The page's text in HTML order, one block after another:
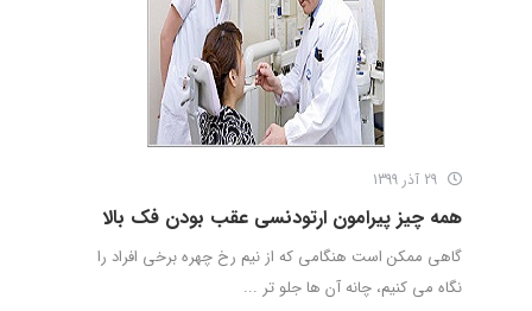
همه چیز پیرامون ارتودنسی عقب بودن فک بالا
گاهی ممکن است هنگامی که از نیم رخ چهره برخی افراد را
نگاه می کنیم، چانه آن ها جلو تر ...